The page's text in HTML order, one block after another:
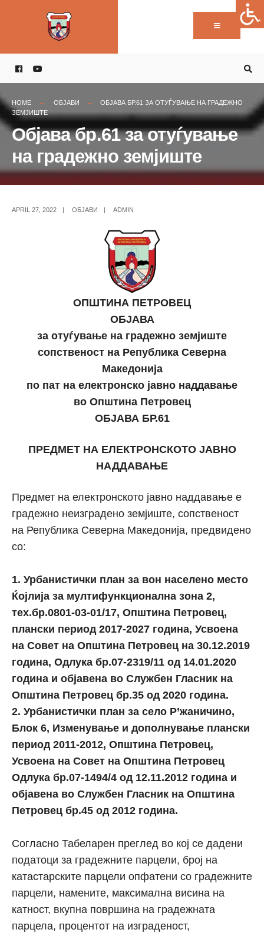
HOME ОБЈАВИ
ОБЈАВА БР.61 ЗА ОТУЃУВАЊЕ НА ГРАДЕЖНО
ЗЕМЈИШТЕ
Објава бр.61 за отуѓување
на градежно земјиште
APRIL 27, 2022 ОБЈАВИ ADMIN
ОПШТИНА ПЕТРОВЕЦ
ОБЈАВА
за отуѓување на градежно земјиште
сопственост на Република Северна
Македонија
по пат на електронско јавно наддавање
во Општина Петровец
ОБЈАВА БР.61
ПРЕДМЕТ НА ЕЛЕКТРОНСКОТО ЈАВНО
НАДДАВАЊЕ
Предмет на електронското јавно наддавање е
градежно неизградено земјиште, сопственост
на Република Северна Македонија, предвидено
со:
1. Урбанистички план за вон населено место
Ќојлија за мултифункционална зона 2,
тех.бр.0801-03-01/17, Општина Петровец,
плански период 2017-2027 година, Усвоена
на Совет на Општина Петровец на 30.12.2019
година, Одлука бр.07-2319/11 од 14.01.2020
година и објавена во Службен Гласник на
Општина Петровец бр.35 од 2020 година.
2. Урбанистички план за село Р’жаничино,
Блок 6, Изменување и дополнување плански
период 2011-2012, Општина Петровец,
Усвоена на Совет на Општина Петровец
Одлука бр.07-1494/4 од 12.11.2012 година и
објавена во Службен Гласник на Општина
Петровец бр.45 од 2012 година.
Согласно Табеларен преглед во кој се дадени
податоци за градежните парцели, број на
катастарските парцели опфатени со градежните
парцели, намените, максимална висина на
катност, вкупна површина на градежната
парцела, процентот на изграденост,